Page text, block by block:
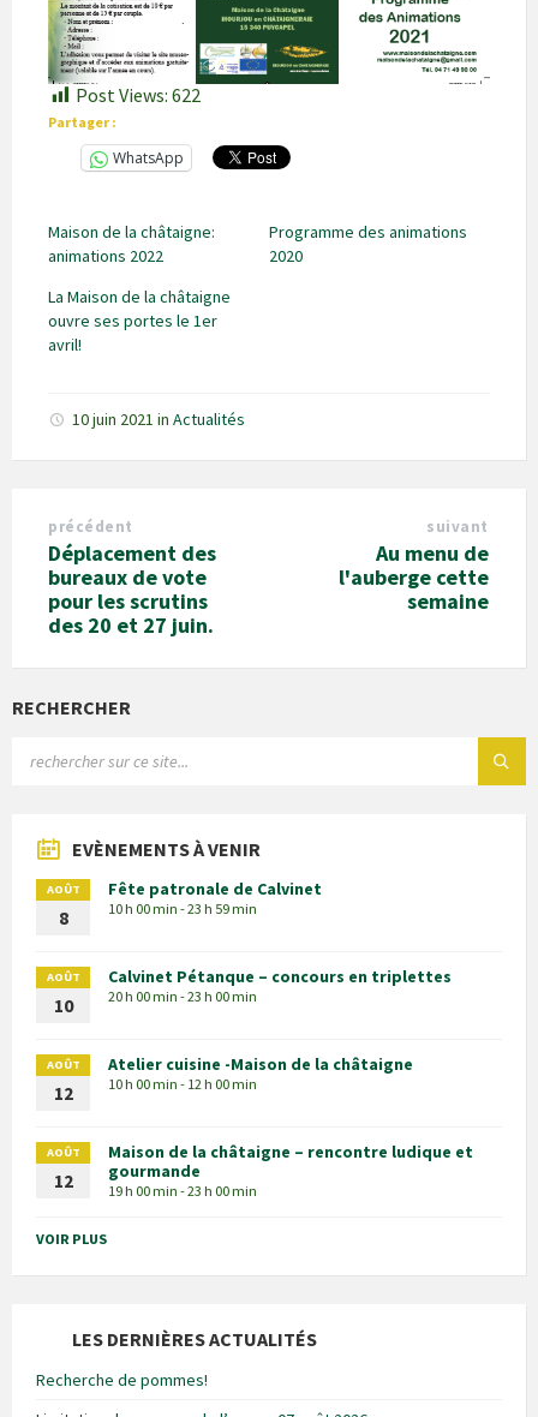
Post Views: 622
Partager :
WhatsApp
Maison de la châtaigne:
animations 2022
Programme des animations
2020
La Maison de la châtaigne
ouvre ses portes le 1er
avril!
10 juin 2021 in Actualités
précédent
Déplacement des
bureaux de vote
pour les scrutins
des 20 et 27 juin.
suivant
Au menu de
l'auberge cette
semaine
RECHERCHER
EVÈNEMENTS À VENIR
AOÛT
8
Fête patronale de Calvinet
10 h 00 min - 23 h 59 min
AOÛT
10
Calvinet Pétanque – concours en triplettes
20 h 00 min - 23 h 00 min
AOÛT
12
Atelier cuisine -Maison de la châtaigne
10 h 00 min - 12 h 00 min
AOÛT
12
Maison de la châtaigne – rencontre ludique et
gourmande
19 h 00 min - 23 h 00 min
VOIR PLUS
LES DERNIÈRES ACTUALITÉS
Recherche de pommes!